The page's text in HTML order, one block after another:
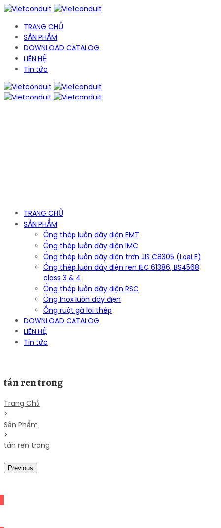
TRANG CHỦ
SẢN PHẨM
DOWNLOAD CATALOG
LIÊN HỆ
Tin tức
TRANG CHỦ
SẢN PHẨM
Ống thép luồn dây điện EMT
Ống thép luồn dây điện IMC
Ống thép luồn dây điện trơn JIS C8305 (Loại E)
Ống thép luồn dây điện ren IEC 61386, BS4568
class 3 & 4
Ống thép luồn dây điện RSC
Ống Inox luồn dây điện
Ống ruột gà lõi thép
DOWNLOAD CATALOG
LIÊN HỆ
Tin tức
tán ren trong
Trang Chủ
>
Sản Phẩm
>
tán ren trong
Previous